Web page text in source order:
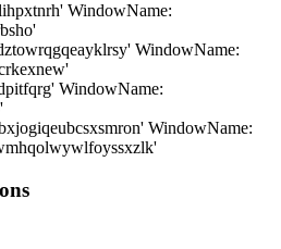
WindowName:
WindowName:
WindowName:
WindowName: